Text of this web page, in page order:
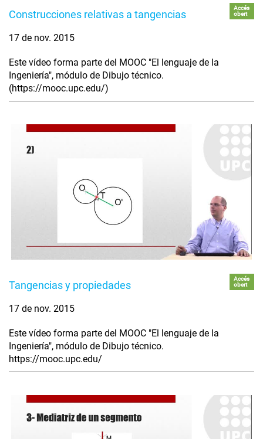
Construcciones relativas a tangencias
Accés
obert
17 de nov. 2015
Este vídeo forma parte del MOOC "El lenguaje de la
Ingeniería", módulo de Dibujo técnico.
(https://mooc.upc.edu/)
Tangencias y propiedades
Accés
obert
17 de nov. 2015
Este vídeo forma parte del MOOC "El lenguaje de la
Ingeniería", módulo de Dibujo técnico.
https://mooc.upc.edu/